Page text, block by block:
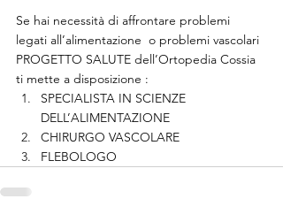
Se hai necessità di affrontare problemi
legati all’alimentazione  o problemi vascolari
PROGETTO SALUTE dell’Ortopedia Cossia
ti mette a disposizione :
SPECIALISTA IN SCIENZE
DELL’ALIMENTAZIONE
CHIRURGO VASCOLARE
FLEBOLOGO